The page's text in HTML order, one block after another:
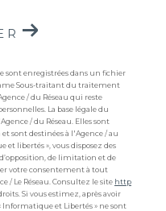
sont enregistrées dans un fichier
Sous-traitant du traitement
/ du Réseau qui reste
La base légale du
/ du Réseau. Elles sont
sont destinées à l'Agence / au
et libertés », vous disposez des
de limitation et de
votre consentement à tout
Le Réseau. Consultez le site http
Si vous estimez, après avoir
Informatique et Libertés » ne sont